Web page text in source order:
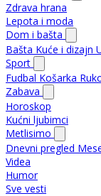
Zdrava hrana
Lepota i moda
Dom i bašta
Bašta Kuće i dizajn
Sport
Fudbal Košarka
Zabava
Horoskop
Kućni ljubimci
Metlisimo
Dnevni pregled
Videa
Humor
Sve vesti